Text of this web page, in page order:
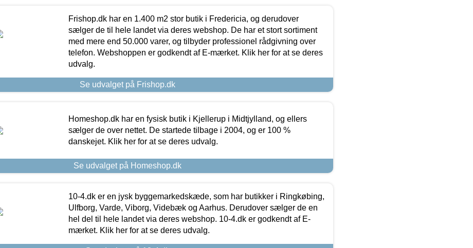
Frishop.dk har en 1.400 m2 stor butik i Fredericia, og derudover
sælger de til hele landet via deres webshop. De har et stort sortiment
med mere end 50.000 varer, og tilbyder professionel rådgivning over
telefon. Webshoppen er godkendt af E-mærket. Klik her for at se deres
udvalg.
Se udvalget på Frishop.dk
Homeshop.dk har en fysisk butik i Kjellerup i Midtjylland, og ellers
sælger de over nettet. De startede tilbage i 2004, og er 100 %
danskejet. Klik her for at se deres udvalg.
Se udvalget på Homeshop.dk
10-4.dk er en jysk byggemarkedskæde, som har butikker i Ringkøbing,
Ulfborg, Varde, Viborg, Videbæk og Aarhus. Derudover sælger de en
hel del til hele landet via deres webshop. 10-4.dk er godkendt af E-
mærket. Klik her for at se deres udvalg.